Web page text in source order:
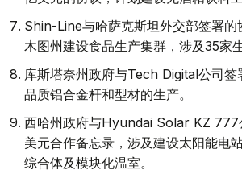
Shin-Line与哈萨克斯坦外交部签署的
木图州建设食品生产集群，涉及35家
库斯塔奈州政府与Tech Digital公司签
品质铝合金杆和型材的生产。
西哈州政府与Hyundai Solar KZ 777
美元合作备忘录，涉及建设太阳能电
综合体及模块化温室。